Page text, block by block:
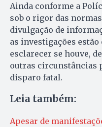
Ainda conforme a
sob o rigor das
divulgação de
as investigações estão
esclarecer se houve,
outras circunstâncias
disparo fatal.
Leia também:
Apesar de